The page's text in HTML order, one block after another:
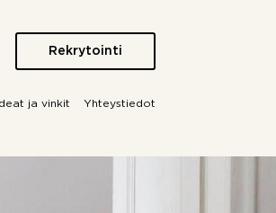
Rekrytointi
Ideat ja vinkit Yhteystiedot